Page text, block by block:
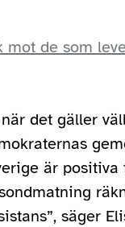
mot de som
det gäller
är
säger